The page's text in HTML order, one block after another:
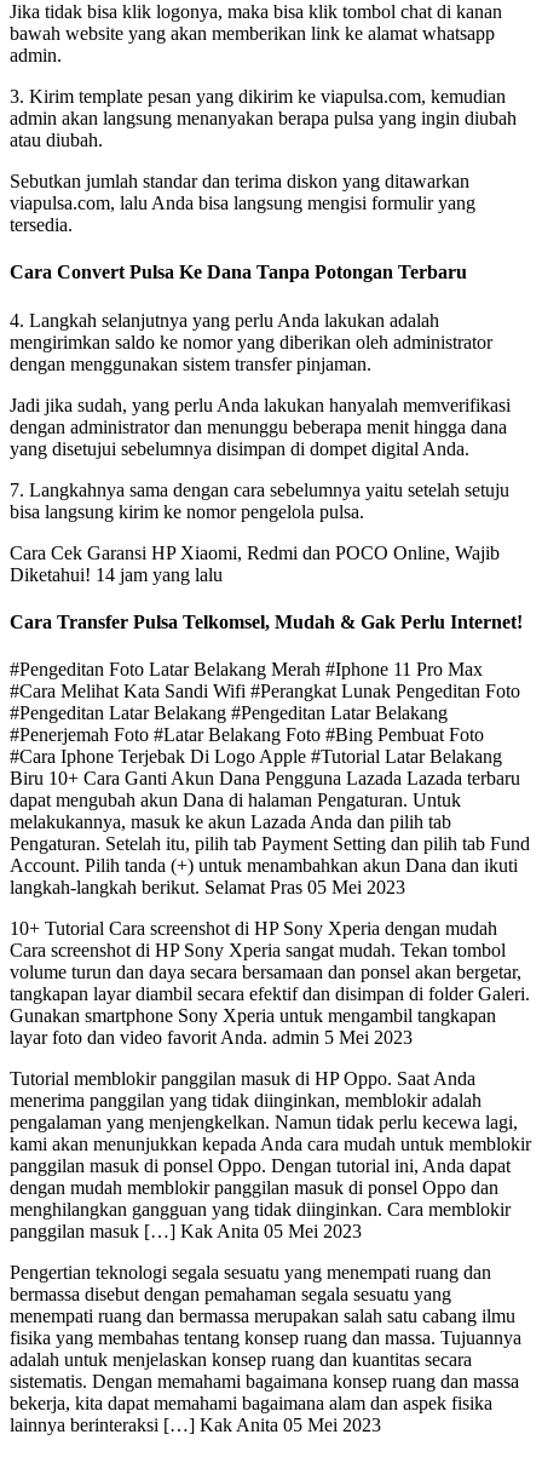
Jika tidak bisa klik logonya, maka bisa klik tombol chat di kanan
bawah website yang akan memberikan link ke alamat whatsapp
admin.
3. Kirim template pesan yang dikirim ke viapulsa.com, kemudian
admin akan langsung menanyakan berapa pulsa yang ingin diubah
atau diubah.
Sebutkan jumlah standar dan terima diskon yang ditawarkan
viapulsa.com, lalu Anda bisa langsung mengisi formulir yang
tersedia.
Cara Convert Pulsa Ke Dana Tanpa Potongan Terbaru
4. Langkah selanjutnya yang perlu Anda lakukan adalah
mengirimkan saldo ke nomor yang diberikan oleh administrator
dengan menggunakan sistem transfer pinjaman.
Jadi jika sudah, yang perlu Anda lakukan hanyalah memverifikasi
dengan administrator dan menunggu beberapa menit hingga dana
yang disetujui sebelumnya disimpan di dompet digital Anda.
7. Langkahnya sama dengan cara sebelumnya yaitu setelah setuju
bisa langsung kirim ke nomor pengelola pulsa.
Cara Cek Garansi HP Xiaomi, Redmi dan POCO Online, Wajib
Diketahui! 14 jam yang lalu
Cara Transfer Pulsa Telkomsel, Mudah & Gak Perlu Internet!
#Pengeditan Foto Latar Belakang Merah #Iphone 11 Pro Max
#Cara Melihat Kata Sandi Wifi #Perangkat Lunak Pengeditan Foto
#Pengeditan Latar Belakang #Pengeditan Latar Belakang
#Penerjemah Foto #Latar Belakang Foto #Bing Pembuat Foto
#Cara Iphone Terjebak Di Logo Apple #Tutorial Latar Belakang
Biru 10+ Cara Ganti Akun Dana Pengguna Lazada Lazada terbaru
dapat mengubah akun Dana di halaman Pengaturan. Untuk
melakukannya, masuk ke akun Lazada Anda dan pilih tab
Pengaturan. Setelah itu, pilih tab Payment Setting dan pilih tab Fund
Account. Pilih tanda (+) untuk menambahkan akun Dana dan ikuti
langkah-langkah berikut. Selamat Pras 05 Mei 2023
10+ Tutorial Cara screenshot di HP Sony Xperia dengan mudah
Cara screenshot di HP Sony Xperia sangat mudah. Tekan tombol
volume turun dan daya secara bersamaan dan ponsel akan bergetar,
tangkapan layar diambil secara efektif dan disimpan di folder Galeri.
Gunakan smartphone Sony Xperia untuk mengambil tangkapan
layar foto dan video favorit Anda. admin 5 Mei 2023
Tutorial memblokir panggilan masuk di HP Oppo. Saat Anda
menerima panggilan yang tidak diinginkan, memblokir adalah
pengalaman yang menjengkelkan. Namun tidak perlu kecewa lagi,
kami akan menunjukkan kepada Anda cara mudah untuk memblokir
panggilan masuk di ponsel Oppo. Dengan tutorial ini, Anda dapat
dengan mudah memblokir panggilan masuk di ponsel Oppo dan
menghilangkan gangguan yang tidak diinginkan. Cara memblokir
panggilan masuk […] Kak Anita 05 Mei 2023
Pengertian teknologi segala sesuatu yang menempati ruang dan
bermassa disebut dengan pemahaman segala sesuatu yang
menempati ruang dan bermassa merupakan salah satu cabang ilmu
fisika yang membahas tentang konsep ruang dan massa. Tujuannya
adalah untuk menjelaskan konsep ruang dan kuantitas secara
sistematis. Dengan memahami bagaimana konsep ruang dan massa
bekerja, kita dapat memahami bagaimana alam dan aspek fisika
lainnya berinteraksi […] Kak Anita 05 Mei 2023